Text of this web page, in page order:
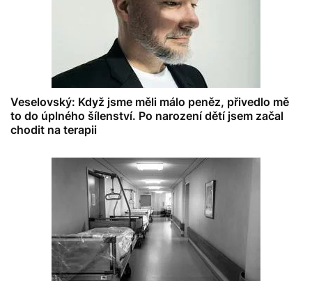
Veselovský: Když jsme měli málo peněz, přivedlo mě
to do úplného šílenství. Po narození dětí jsem začal
chodit na terapii